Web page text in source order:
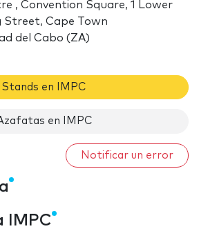
, Convention Square, 1 Lower
Street, Cape Town
del Cabo (ZA)
Stands en IMPC
en IMPC
Notificar un error
IMPC